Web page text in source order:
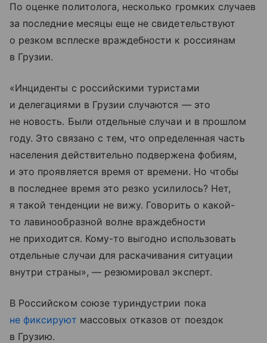
По оценке политолога, несколько громких случаев
за последние месяцы еще не свидетельствуют
о резком всплеске враждебности к россиянам
в Грузии.
«Инциденты с российскими туристами
и делегациями в Грузии случаются — это
не новость. Были отдельные случаи и в прошлом
году. Это связано с тем, что определенная часть
населения действительно подвержена фобиям,
и это проявляется время от времени. Но чтобы
в последнее время это резко усилилось? Нет,
я такой тенденции не вижу. Говорить о какой-
то лавинообразной волне враждебности
не приходится. Кому-то выгодно использовать
отдельные случаи для раскачивания ситуации
внутри страны», — резюмировал эксперт.
В Российском союзе туриндустрии пока
не фиксируют массовых отказов от поездок
в Грузию.